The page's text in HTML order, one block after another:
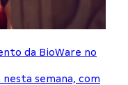
da BioWare no
semana, com